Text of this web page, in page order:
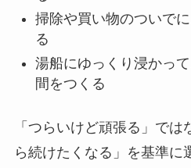
掃除や買い物のついで
る
湯船にゆっくり浸かっ
間をつくる
「つらいけど頑張る」で
ら続けたくなる」を基準に